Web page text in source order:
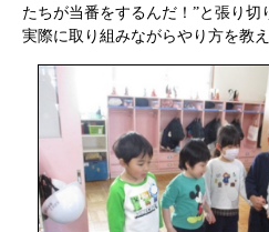
たちが当番をするんだ！”と張り切
実際に取り組みながらやり方を教